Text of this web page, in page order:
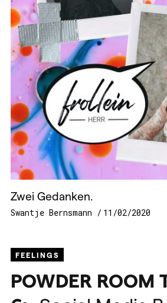
Zwei Gedanken.
Swantje Bernsmann 11/02/2020
FEELINGS
POWDER ROOM